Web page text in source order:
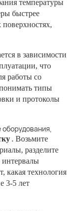
температуры
быстрее
в зависимости
что
работы со
типы
и протоколы
. Возьмите
разделите
интервалы
какая технология
3-5 лет